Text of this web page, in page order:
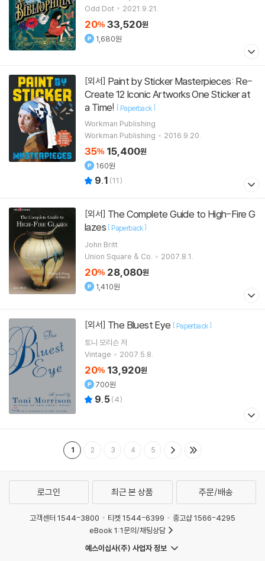
Odd Dot
2021.9.21.
20% 33,520원
1,680원
[외서]
Create 12 Iconic Artworks One Sticker at
a Time! [ Paperback]
Workman Publishing
Workman Publishing
2016.9.20.
35% 15,400원
160원
9.1 (11)
[외서]
lazes [ Paperback]
John Britt
Union Square & Co.
2007.8.1.
20% 28,080원
1,410원
[외서] The Bluest Eye [ Paperback]
토니 모리슨저
Vintage
2007.5.8.
20% 13,920원
700원
9.5(4)
1 2 3 4 5
로그인 최근 본 상품 주문/배송
고객센터 1544-3800 티켓 1544-6399
중고샵 1566-4295
eBook 1:1문의/채팅상담
예스이십사(주) 사업자 정보